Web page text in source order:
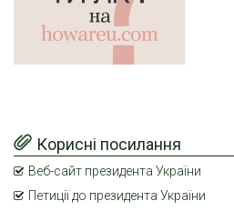
Корисні посилання
Веб-сайт президента України
Петиції до президента України